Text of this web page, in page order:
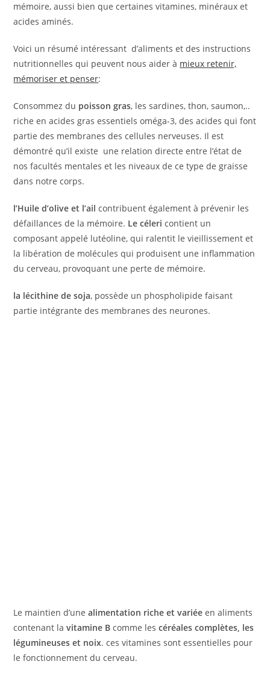
mémoire, aussi bien que certaines vitamines, minéraux et
acides aminés.
Voici un résumé intéressant d’aliments et des instructions
nutritionnelles qui peuvent nous aider à mieux retenir,
mémoriser et penser:
Consommez du poisson gras, les sardines, thon, saumon,..
riche en acides gras essentiels oméga-3, des acides qui font
partie des membranes des cellules nerveuses. Il est
démontré qu’il existe une relation directe entre l’état de
nos facultés mentales et les niveaux de ce type de graisse
dans notre corps.
l’Huile d’olive et l’ail contribuent également à prévenir les
défaillances de la mémoire. Le céleri contient un
composant appelé lutéoline, qui ralentit le vieillissement et
la libération de molécules qui produisent une inflammation
du cerveau, provoquant une perte de mémoire.
la lécithine de soja, possède un phospholipide faisant
partie intégrante des membranes des neurones.
Le maintien d’unealimentation riche et variéeen aliments
contenant lavitamine B comme lescéréales complètes, les
légumineuses et noix. ces vitamines sont essentielles pour
le fonctionnement du cerveau.